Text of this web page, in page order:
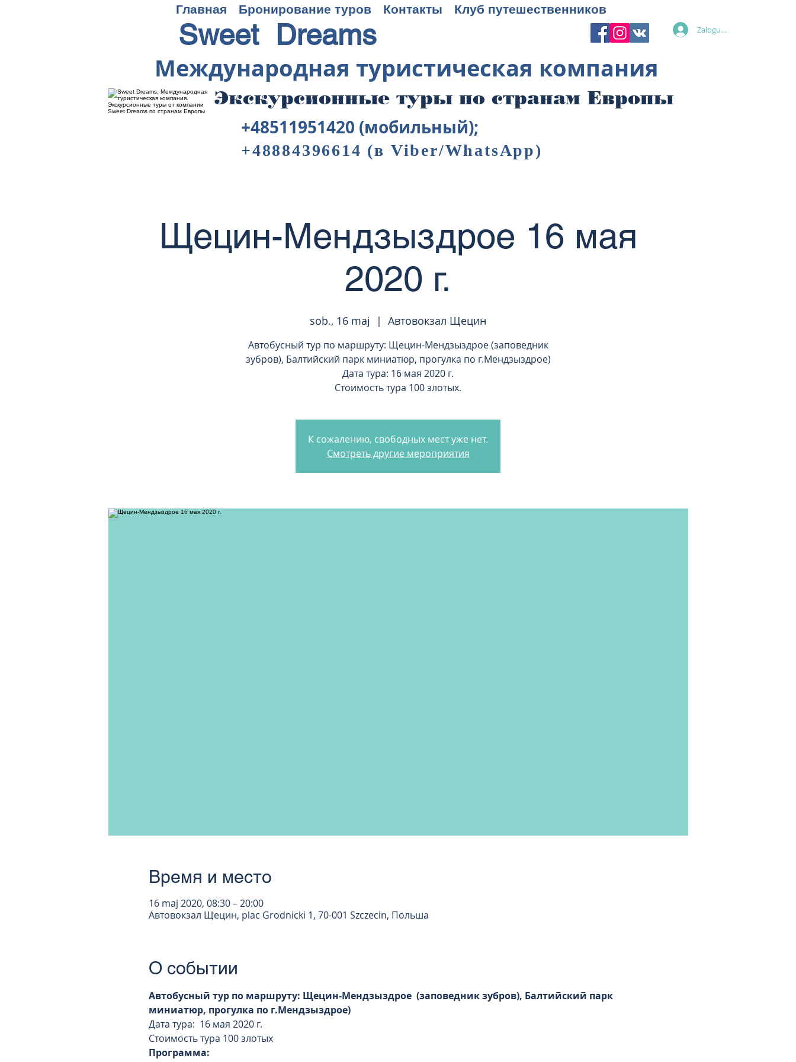
Главная Бронирование туров Контакты Клуб путешественников
Sweet Dreams Zaloguj się
Международная туристическая компания
+48511951420 (мобильный);
+48884396614 (в Viber/WhatsApp)
Экскурсионные туры по странам Европы
Щецин-Мендзыздрое 16 мая
2020 г.
sob., 16 maj
  |
Автовокзал Щецин
Автобусный тур по маршруту: Щецин-Мендзыздрое (заповедник
зубров), Балтийский парк миниатюр, прогулка по г.Мендзыздрое)
Дата тура: 16 мая 2020 г.
Стоимость тура 100 злотых.
К сожалению, свободных мест уже нет.
Смотреть другие мероприятия
Время и место
16 maj 2020, 08:30 – 20:00
Автовокзал Щецин, plac Grodnicki 1, 70-001 Szczecin, Польша
О событии
Автобусный тур по маршруту: Щецин-Мендзыздрое  (заповедник зубров), Балтийский парк
миниатюр, прогулка по г.Мендзыздрое)
Дата тура:  16 мая 2020 г.
Стоимость тура 100 злотых
Программа: